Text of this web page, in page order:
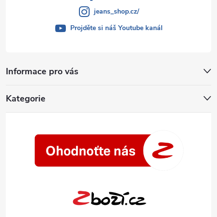
Informace pro vás
Kategorie
jeans_shop.cz/
Projděte si náš Youtube kanál